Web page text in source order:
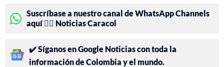
Suscríbase a nuestro canal de WhatsApp Channels
aquí 👉🏻 Noticias Caracol
✔️ Síganos en Google Noticias con toda la
información de Colombia y el mundo.